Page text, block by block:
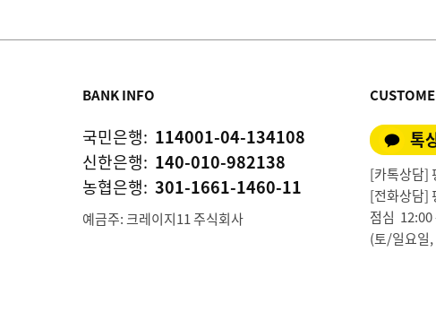
BANK INFO
국민은행: 114001-04-134108
신한은행: 140-010-982138
농협은행: 301-1661-1460-11
예금주: 크레이지11 주식회사
톡
[카톡상담]
[전화상담]
점심 12:00
(토/일요일,